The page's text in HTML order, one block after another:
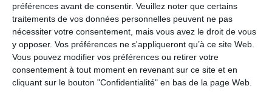
préférences avant de consentir. Veuillez noter que certains
traitements de vos données personnelles peuvent ne pas
nécessiter votre consentement, mais vous avez le droit de vous
y opposer. Vos préférences ne s'appliqueront qu’à ce site Web.
Vous pouvez modifier vos préférences ou retirer votre
consentement à tout moment en revenant sur ce site et en
cliquant sur le bouton "Confidentialité" en bas de la page Web.
G-L